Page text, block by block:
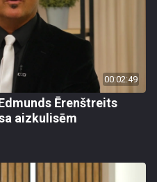
00:02:49
Ērenštreits
aizkulisēm